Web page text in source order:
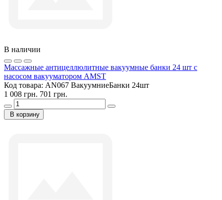
В наличии
Массажные антицеллюлитные вакуумные банки 24 шт с
насосом вакууматором AMST
Код товара: AN067 ВакуумниеБанки 24шт
1 008 грн. 701 грн.
В корзину